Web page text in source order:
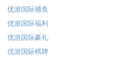
优游国际捕鱼
优游国际福利
优游国际豪礼
优游国际棋牌